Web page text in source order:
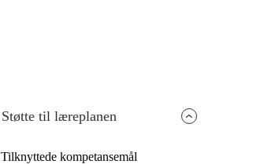
Støtte til læreplanen
Tilknyttede kompetansemål